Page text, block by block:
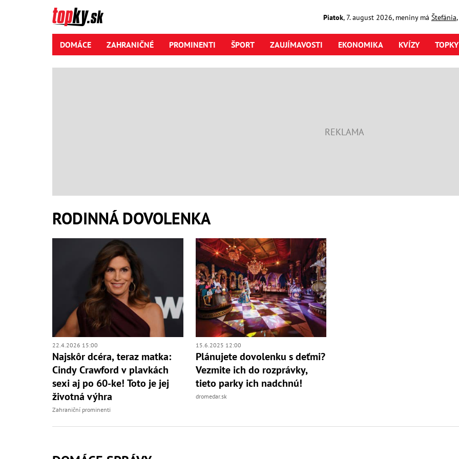
Piatok,7. august2026, meniny má Štefánia
DOMÁCE ZAHRANIČNÉ PROMINENTI ŠPORT ZAUJÍMAVOSTI EKONOMIKA KVÍZY
RODINNÁ DOVOLENKA
22.4.2026 15:00
Najskôr dcéra, teraz matka:
Cindy Crawford v plavkách
sexi aj po 60-ke! Toto je jej
životná výhra
Zahraniční prominenti
15.6.2025 12:00
Plánujete dovolenku s deťmi?
Vezmite ich do rozprávky,
tieto parky ich nadchnú!
dromedar.sk